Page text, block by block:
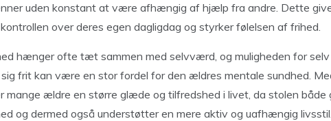
uden konstant at være afhængig af hjælp fra andre. Dette
over deres egen dagligdag og styrker følelsen af frihed.
hænger ofte tæt sammen med selvværd, og muligheden for selv
frit kan være en stor fordel for den ældres mentale sundhed.
mange ældre en større glæde og tilfredshed i livet, da stolen både
og dermed også understøtter en mere aktiv og uafhængig livsstil.